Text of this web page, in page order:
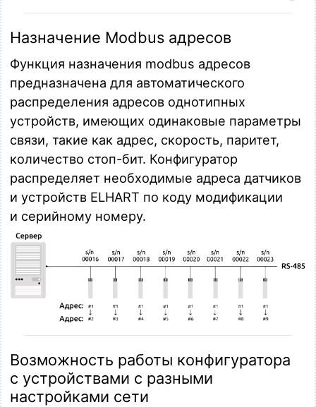
Назначение Modbus адресов
Функция назначения modbus адресов
предназначена для автоматического
распределения адресов однотипных
устройств, имеющих одинаковые параметры
связи, такие как адрес, скорость, паритет,
количество стоп-бит. Конфигуратор
распределяет необходимые адреса датчиков
и устройств ELHART по коду модификации
и серийному номеру.
Возможность работы конфигуратора
с устройствами с разными
настройками сети